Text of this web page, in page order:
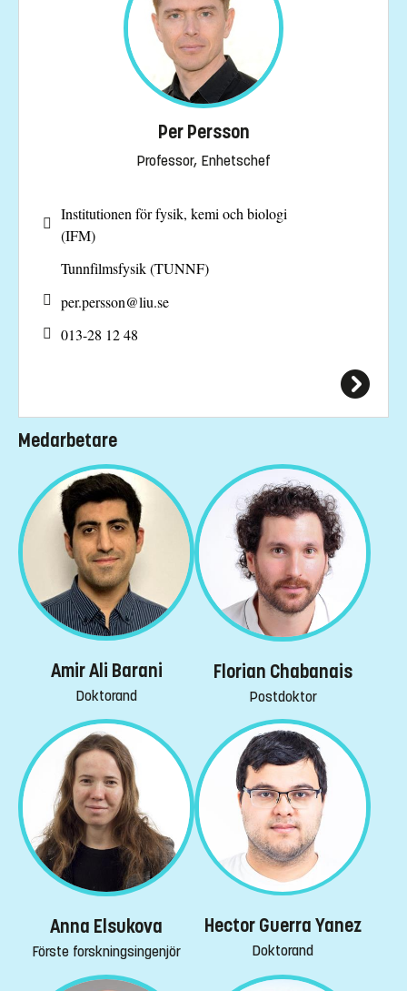
Per Persson
Professor, Enhetschef
Institutionen för fysik, kemi och biologi
(IFM)
Tunnfilmsfysik (TUNNF)
per.persson@liu.se
013-28 12 48
Medarbetare
Amir Ali Barani
Doktorand
Florian Chabanais
Postdoktor
Anna Elsukova
Förste forskningsingenjör
Hector Guerra Yanez
Doktorand